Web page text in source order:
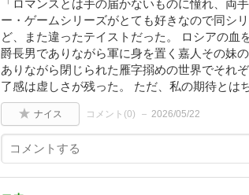
「ロマンスとは手の届かないものに憧れ、両
ー・ゲームシリーズがとても好きなので同シ
ど、また違ったテイストだった。 ロシアの血
爵長男でありながら軍に身を置く嘉人その妹
ありながら閉じられた雁字搦めの世界でそれ
了感は虚しさが残った。 ただ、私の期待とは
ナイス コメント(0) 2026/05/22